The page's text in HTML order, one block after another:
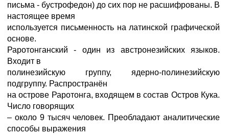
письма - бустрофедон) до сих пор не расшифрованы. В
настоящее время
используется письменность на латинской графической
основе.
Раротонганский - один из австронезийских языков.
Входит в
полинезийскую группу, ядерно-полинезийскую
подгруппу. Распространён
на острове Раротонга, входящем в состав Остров Кука.
Число говорящих
– около 9 тысяч человек. Преобладают аналитические
способы выражения